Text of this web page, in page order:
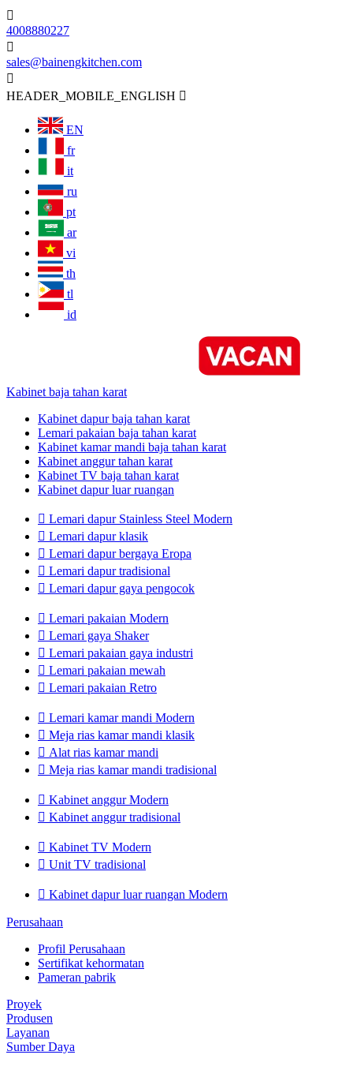

4008880227

sales@bainengkitchen.com

HEADER_MOBILE_ENGLISH 
EN
fr
it
ru
pt
ar
vi
th
tl
id
Kabinet baja tahan karat
Kabinet dapur baja tahan karat
Lemari pakaian baja tahan karat
Kabinet kamar mandi baja tahan karat
Kabinet anggur tahan karat
Kabinet TV baja tahan karat
Kabinet dapur luar ruangan
 Lemari dapur Stainless Steel Modern
 Lemari dapur klasik
 Lemari dapur bergaya Eropa
 Lemari dapur tradisional
 Lemari dapur gaya pengocok
 Lemari pakaian Modern
 Lemari gaya Shaker
 Lemari pakaian gaya industri
 Lemari pakaian mewah
 Lemari pakaian Retro
 Lemari kamar mandi Modern
 Meja rias kamar mandi klasik
 Alat rias kamar mandi
 Meja rias kamar mandi tradisional
 Kabinet anggur Modern
 Kabinet anggur tradisional
 Kabinet TV Modern
 Unit TV tradisional
 Kabinet dapur luar ruangan Modern
Perusahaan
Profil Perusahaan
Sertifikat kehormatan
Pameran pabrik
Proyek
Produsen
Layanan
Sumber Daya